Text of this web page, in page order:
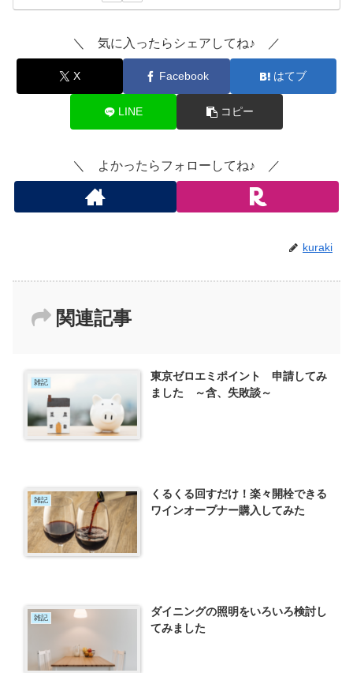
＼ 気に入ったらシェアしてね♪ ／
X Facebook はてブ
LINE コピー
＼ よかったらフォローしてね♪ ／
kuraki
関連記事
雑記
東京ゼロエミポイント 申請してみ
ました ～含、失敗談～
雑記
くるくる回すだけ！楽々開栓できる
ワインオープナー購入してみた
雑記
ダイニングの照明をいろいろ検討し
てみました